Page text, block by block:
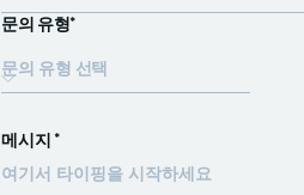
문의 유형*
문의 유형 선택
메시지 *